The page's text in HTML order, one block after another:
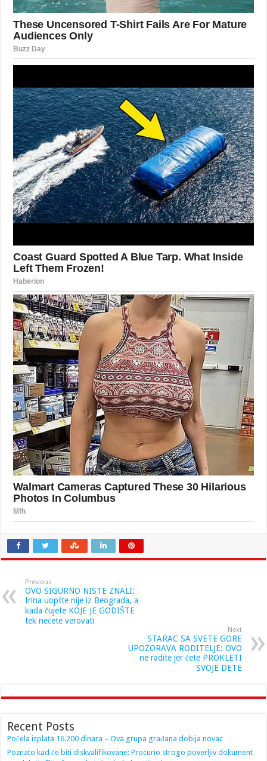
Previous
OVO SIGURNO NISTE ZNALI:
Irina uopšte nije iz Beograda, a
kada čujete KOJE JE GODIŠTE
tek nećete verovati
Next
STARAC SA SVETE GORE
UPOZORAVA RODITELJE: OVO
ne radite jer ćete PROKLETI
SVOJE DETE
Recent Posts
Počela isplata 16.200 dinara – Ova grupa građana dobija novac
Poznato kad će biti diskvalifikovane: Procurio strogo poverljiv dokument